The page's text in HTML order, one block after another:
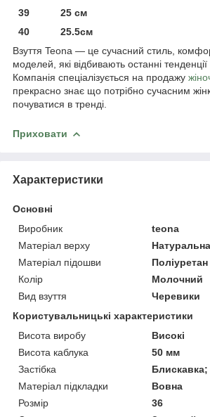
39 25 см
40 25.5см
Взуття Teona — це сучасний стиль,
моделей, які відбивають останні
Компанія спеціалізується на продажу
прекрасно знає що потрібно сучасним
почуватися в тренді.
Приховати
Характеристики
Основні
Виробник
teona
Матеріал верху
Матеріал підошви
Поліуретан
Колір
Молочний
Вид взуття
Черевики
Користувальницькі характеристики
Висота виробу
Високі
Висота каблука
50 мм
Застібка
Матеріал підкладки
Вовна
Розмір
36